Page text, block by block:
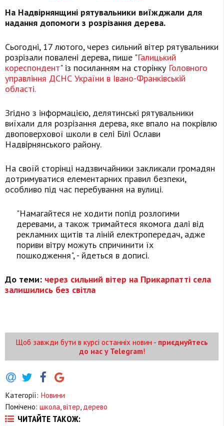
На Надвірнянщині рятувальники виїжджали для
надання допомоги з розрізання дерева.
Сьогодні, 17 лютого, через сильний вітер рятувальники
розрізали повалені дерева, пише "Галицький
кореспондент" із посиланням на сторінку Головного
управління ДСНС України в Івано-Франківській
області.
Згідно з інформацією, делятинські рятувальники
виїхали для розрізання дерева, яке впало на покрівлю
двоповерхової школи в селі Білі Ослави
Надвірнянського району.
На своїй сторінці надзвичайники закликали громадян
дотримуватися елементарних правил безпеки,
особливо під час перебування на вулиці.
"Намагайтеся не ходити попід розлогими
деревами, а також тримайтеся якомога далі від
рекламних щитів та ліній електропередач, адже
пориви вітру можуть спричинити їх
пошкодження", - йдеться в дописі.
До теми: через сильний вітер на Прикарпатті села
залишились без світла
Щоб завжди бути в курсі останніх новин - приєднуйтесь
до нас у Telegram!
Категорії: Новини
Помічено: школа вітер дерево
ЧИТАЙТЕ ТАКОЖ: